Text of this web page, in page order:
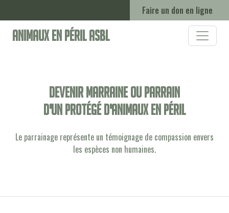
Faire un don en ligne
Animaux en Péril ASBL
Devenir marraine ou parrain
d'un protégé d'animaux en péril
Le parrainage représente un témoignage de compassion envers
les espèces non humaines.